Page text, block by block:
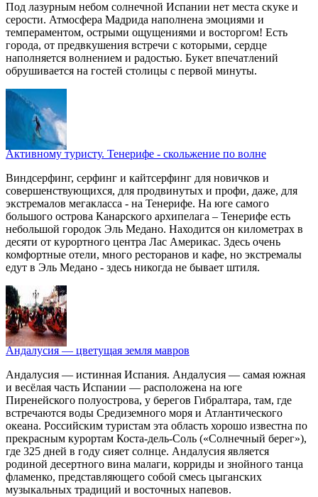
Под лазурным небом солнечной Испании нет места скуке и
серости. Атмосфера Мадрида наполнена эмоциями и
темпераментом, острыми ощущениями и восторгом! Есть
города, от предвкушения встречи с которыми, сердце
наполняется волнением и радостью. Букет впечатлений
обрушивается на гостей столицы с первой минуты.
Активному туристу. Тенерифе - скольжение по волне
Виндсерфинг, серфинг и кайтсерфинг для новичков и
совершенствующихся, для продвинутых и профи, даже, для
экстремалов мегакласса - на Тенерифе. На юге самого
большого острова Канарского архипелага – Тенерифе есть
небольшой городок Эль Медано. Находится он километрах в
десяти от курортного центра Лас Америкас. Здесь очень
комфортные отели, много ресторанов и кафе, но экстремалы
едут в Эль Медано - здесь никогда не бывает штиля.
Андалусия — цветущая земля мавров
Андалусия — истинная Испания. Андалусия — самая южная
и весёлая часть Испании — расположена на юге
Пиренейского полуострова, у берегов Гибралтара, там, где
встречаются воды Средиземного моря и Атлантического
океана. Российским туристам эта область хорошо известна по
прекрасным курортам Коста-дель-Соль («Солнечный берег»),
где 325 дней в году сияет солнце. Андалусия является
родиной десертного вина малаги, корриды и знойного танца
фламенко, представляющего собой смесь цыганских
музыкальных традиций и восточных напевов.